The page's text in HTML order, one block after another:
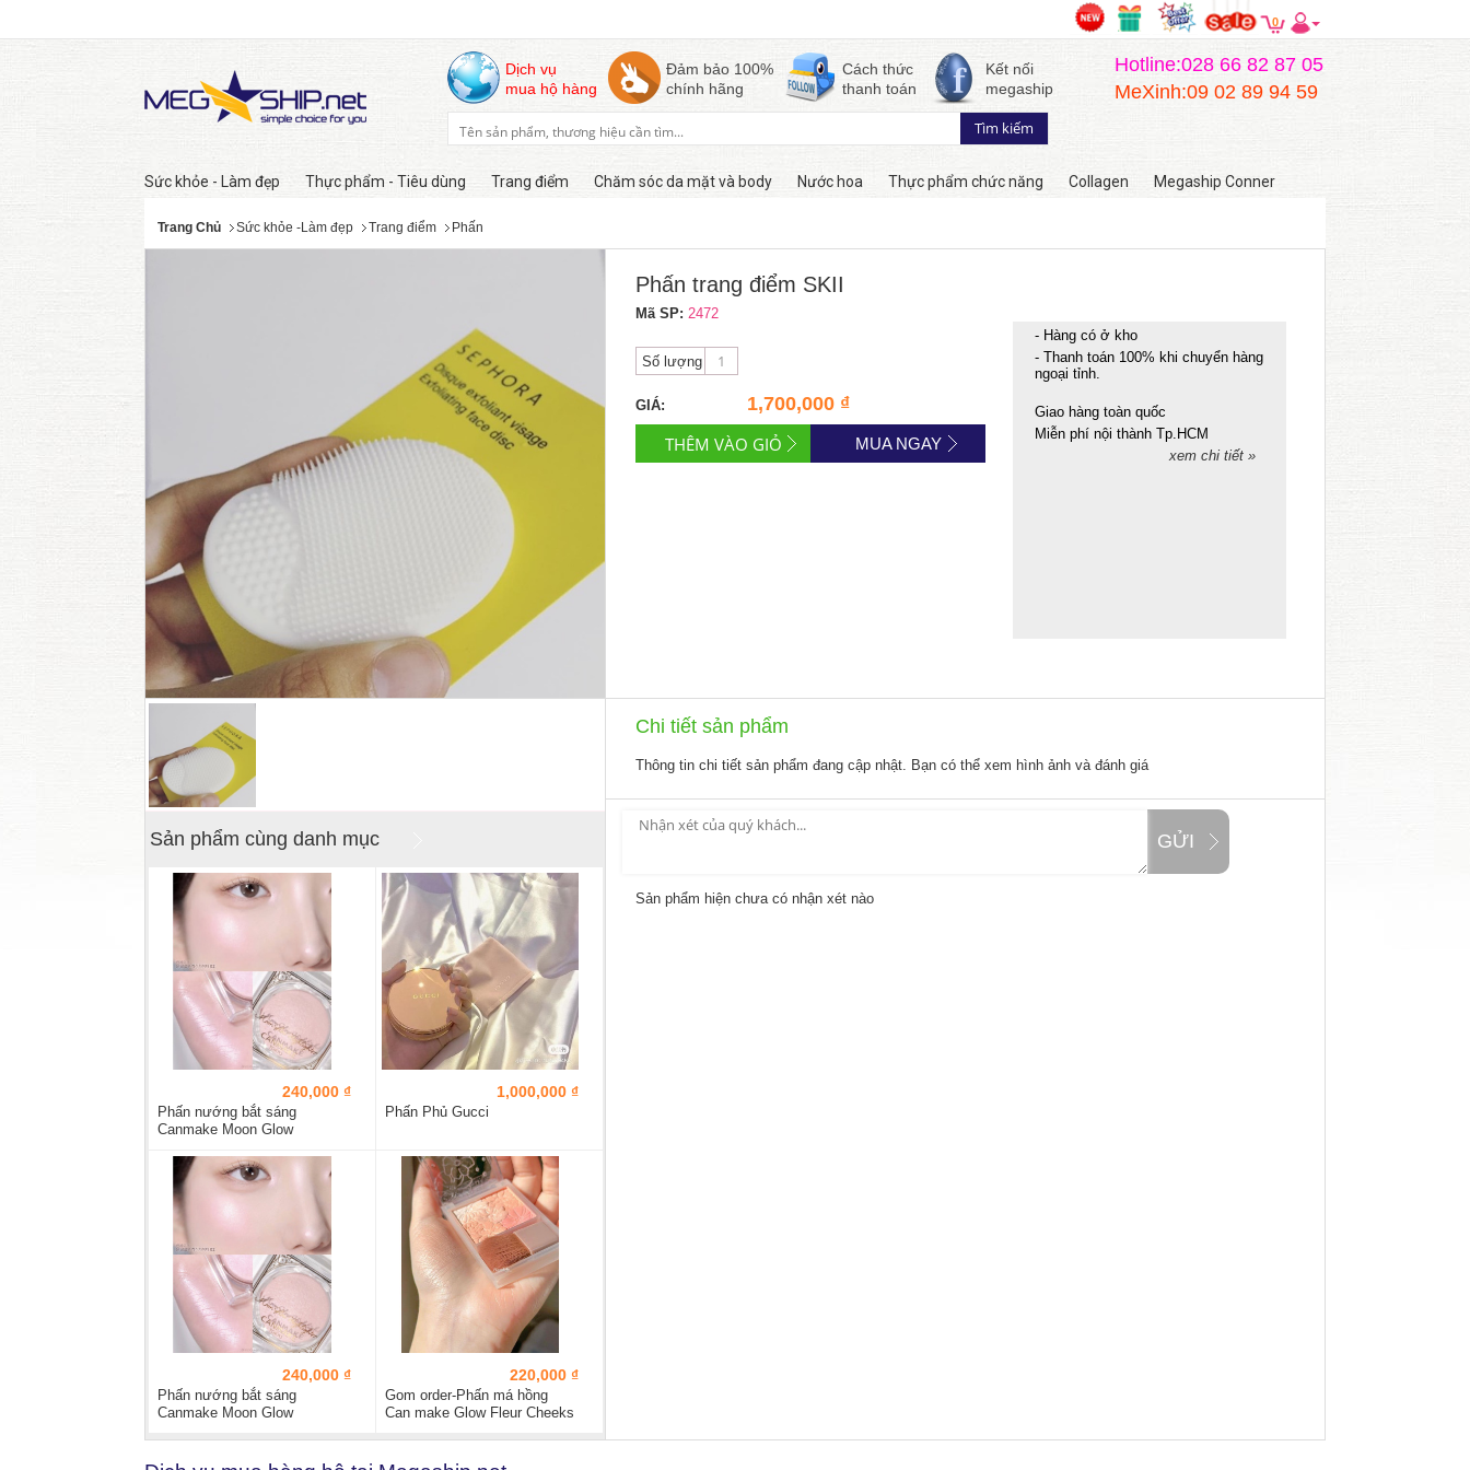
0
Dịch vụ
mua hộ hàng
Đảm bảo 100%
chính hãng
Cách thức
thanh toán
Kết nối
megaship
Hotline:028 66 82 87 05
MeXinh:09 02 89 94 59
Sức khỏe - Làm đẹp Thực phẩm - Tiêu dùng Trang điểm Chăm sóc da mặt và body Nước hoa Thực phẩm chức năng Collagen Megaship Conner
Trang Chủ Sức khỏe -Làm đẹp Trang điểm Phấn
Còn hàng
Sản phẩm cùng danh mục
240,000 ₫
Phấn nướng bắt sáng
Canmake Moon Glow
1,000,000 ₫
Phấn Phủ Gucci
240,000 ₫
Phấn nướng bắt sáng
Canmake Moon Glow
220,000 ₫
Gom order-Phấn má hồng
Can make Glow Fleur Cheeks
Phấn trang điểm SKII
Mã SP: 2472
Số lượng
GIÁ: 1,700,000 ₫
MUA NGAY
- Hàng có ở kho
- Thanh toán 100% khi chuyển hàng
ngoại tỉnh.
Giao hàng toàn quốc
Miễn phí nội thành Tp.HCM
xem chi tiết »
Chi tiết sản phẩm
Thông tin chi tiết sản phẩm đang cập nhật. Bạn có thể xem hình ảnh và đánh giá
GỬI
Sản phẩm hiện chưa có nhận xét nào